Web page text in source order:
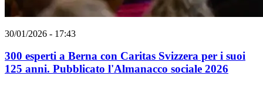
30/01/2026 - 17:43
300 esperti a Berna con Caritas Svizzera per i suoi
125 anni. Pubblicato l'Almanacco sociale 2026